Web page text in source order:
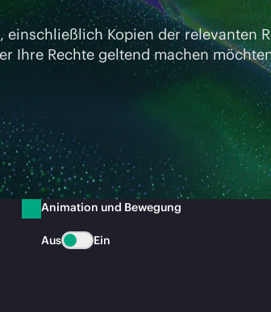
Kopien der
Ihre Rechte geltend machen
Animation und Bewegung
Aus Ein